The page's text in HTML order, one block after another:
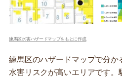
練馬区水害ハザードマップをもとに作成
練馬区のハザードマップで分か
水害リスクが高いエリアです